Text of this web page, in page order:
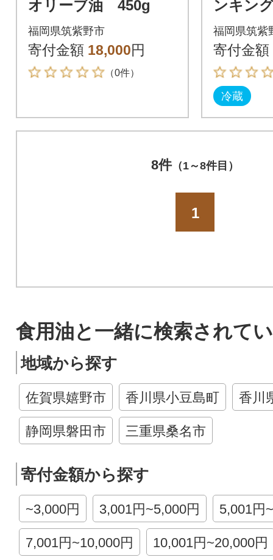
オリーブ油 450g
福岡県筑紫野市
寄付金額 18,000円
（0件）
ンキン
油・ド
ット～4
福岡県筑紫
寄付金額
冷蔵
8件（1～8件目）
1
食用油と一緒に検索されて
地域から探す
佐賀県嬉野市 香川県小豆島町 香川
静岡県磐田市 三重県桑名市
寄付金額から探す
~3,000円 3,001円~5,000円 5,001円
7,001円~10,000円 10,001円~20,000円